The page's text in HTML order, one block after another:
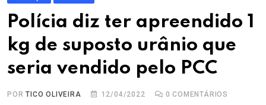
Polícia diz ter apreendido 1
kg de suposto urânio que
seria vendido pelo PCC
PORTICO OLIVEIRA 12/04/2022 0 COMENTÁRIOS